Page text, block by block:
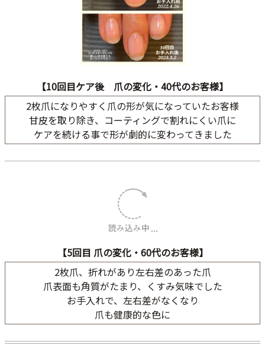
【10回目ケア後 爪の変化・40代のお客様】
2枚爪になりやすく爪の形が気になっていたお客様
甘皮を取り除き、コーティングで割れにくい爪に
ケアを続ける事で形が劇的に変わってきました
【5回目 爪の変化・60代のお客様】
2枚爪、折れがあり左右差のあった爪
爪表面も角質がたまり、くすみ気味でした
お手入れで、左右差がなくなり
爪も健康的な色に